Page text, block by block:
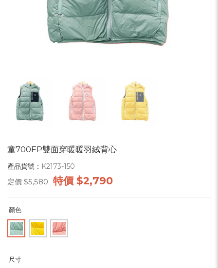
童700FP雙面穿暖暖羽絨背心
產品貨號： K2173-150
定價 $5,580 特價 $2,790
顏色
尺寸